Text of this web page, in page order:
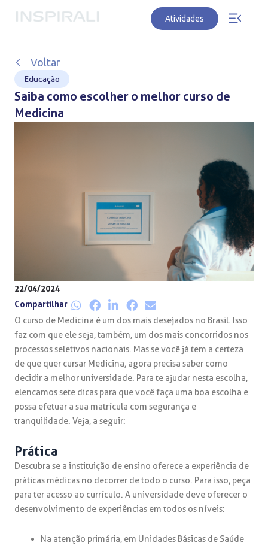
Atividades
Voltar
Educação
Saiba como escolher o melhor curso de
Medicina
22/04/2024
Compartilhar
O curso de Medicina é um dos mais desejados no Brasil. Isso
faz com que ele seja, também, um dos mais concorridos nos
processos seletivos nacionais. Mas se você já tem a certeza
de que quer cursar Medicina, agora precisa saber como
decidir a melhor universidade. Para te ajudar nesta escolha,
elencamos sete dicas para que você faça uma boa escolha e
possa efetuar a sua matrícula com segurança e
tranquilidade. Veja, a seguir:
Prática
Descubra se a instituição de ensino oferece a experiência de
práticas médicas no decorrer de todo o curso. Para isso, peça
para ter acesso ao currículo. A universidade deve oferecer o
desenvolvimento de experiências em todos os níveis:
Na atenção primária, em Unidades Básicas de Saúde